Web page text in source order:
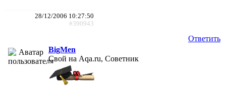
28/12/2006 10:27:50
#390943
Ответить
BigMen
Свой на Aqa.ru, Советник